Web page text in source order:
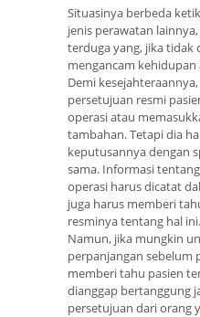
Situasinya berbeda
jenis perawatan
terduga yang, jika
mengancam
Demi
persetujuan resmi
operasi atau
tambahan. Tetapi dia
keputusannya dengan
sama. Informasi
operasi harus dicatat
juga harus memberi
resminya tentang hal ini.
Namun, jika mungkin
perpanjangan sebelum
memberi tahu pasien
dianggap bertanggung
persetujuan dari orang